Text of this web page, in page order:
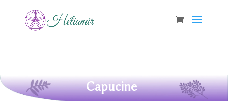
Capucine